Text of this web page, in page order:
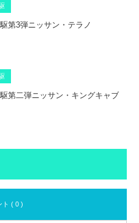
第3弾ニッサン・テラノ
第二弾ニッサン・キングキャブ
ト ( 0 )